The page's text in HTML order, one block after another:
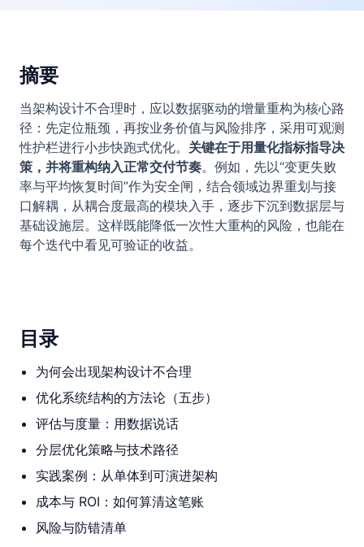
摘要
当架构设计不合理时，应以数据驱动的增量重构为核心路
径：先定位瓶颈，再按业务价值与风险排序，采用可观测
性护栏进行小步快跑式优化。 关键在于用量化指标指导决
策，并将重构纳入正常交付节奏。例如，先以“变更失败
率与平均恢复时间”作为安全闸，结合领域边界重划与接
口解耦，从耦合度最高的模块入手，逐步下沉到数据层与
基础设施层。这样既能降低一次性大重构的风险，也能在
每个迭代中看见可验证的收益。
目录
为何会出现架构设计不合理
优化系统结构的方法论（五步）
评估与度量：用数据说话
分层优化策略与技术路径
实践案例：从单体到可演进架构
成本与 ROI：如何算清这笔账
风险与防错清单